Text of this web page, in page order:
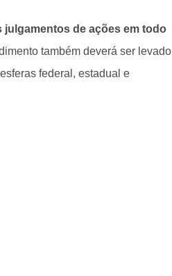
julgamentos de ações em todo
também deverá ser levado
federal, estadual e